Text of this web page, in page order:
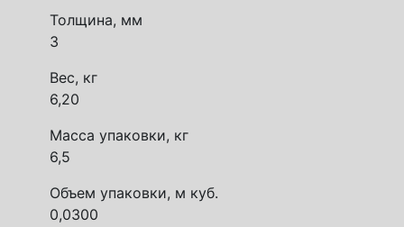
Толщина, мм
3
Вес, кг
6,20
Масса упаковки, кг
6,5
Объем упаковки, м куб.
0,0300